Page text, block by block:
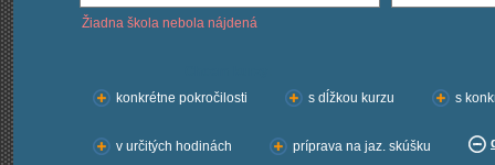
Žiadna škola nebola nájdená
konkrétne pokročilosti
s dĺžkou kurzu s
v určitých hodinách príprava na jaz. skúšku